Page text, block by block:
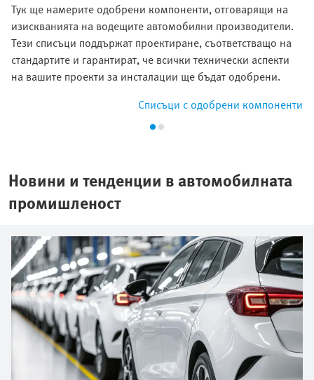
Тук ще намерите одобрени компоненти, отговарящи на
изискванията на водещите автомобилни производители.
Тези списъци поддържат проектиране, съответстващо на
стандартите и гарантират, че всички технически аспекти
на вашите проекти за инсталации ще бъдат одобрени.
Списъци с одобрени компоненти
Новини и тенденции в автомобилната
промишленост